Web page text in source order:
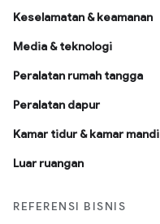
Keselamatan & keamanan
Media & teknologi
Peralatan rumah tangga
Peralatan dapur
Kamar tidur & kamar mandi
Luar ruangan
REFERENSI BISNIS